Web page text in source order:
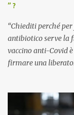
” ?
“Chiediti perché
antibiotico serve la
vaccino anti-Covid
firmare una
pandemia. Un
ancora il coraggio